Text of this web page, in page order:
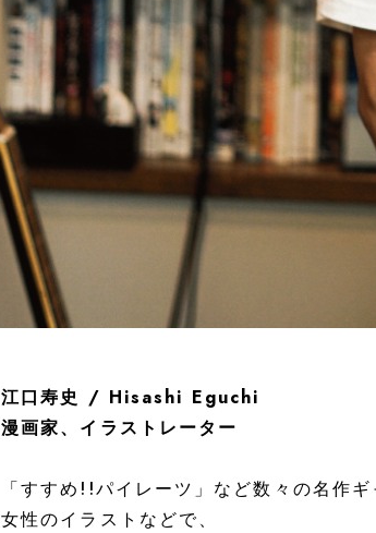
江口寿史 / Hisashi Eguchi
漫画家、イラストレーター
「すすめ!!パイレーツ」など数々の名作
女性のイラストなどで、